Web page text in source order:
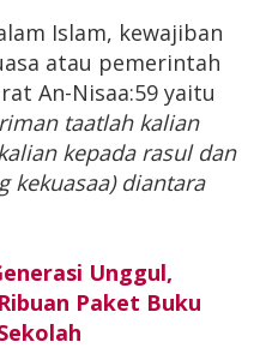
Islam, kewajiban
atau pemerintah
An-Nisaa:59 yaitu
taatlah kalian
kepada rasul dan
kekuasaa) diantara
Unggul,
Paket Buku